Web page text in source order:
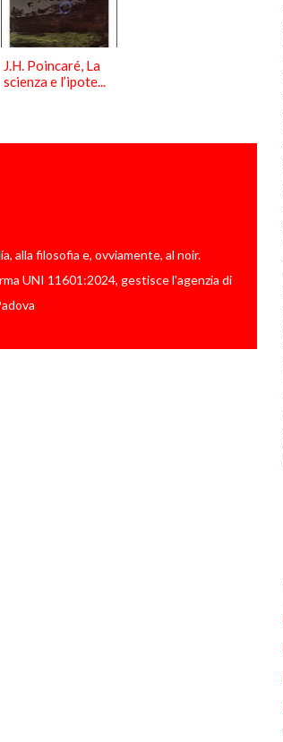
J.H. Poincaré, La
scienza e l’ipote...
alla filosofia e, ovviamente, al noir.
UNI 11601:2024, gestisce l'agenzia di